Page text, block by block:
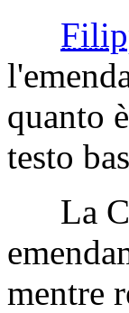
quanto
testo
La
mentre